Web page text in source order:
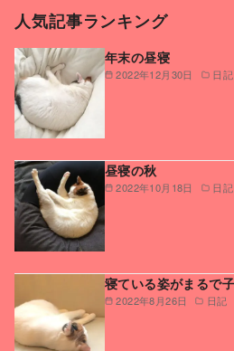
人気記事ランキング
2022年12月30日 日記
年末の昼寝
2022年10月18日 日記
昼寝の秋
2022年8月26日 日記
寝ている姿がまるで